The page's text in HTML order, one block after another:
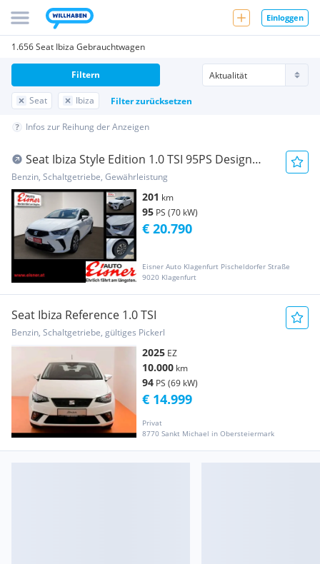
Einloggen
1.656 Seat Ibiza Gebrauchtwagen
Seat Ibiza Filter zurücksetzen
Filtern
Infos zur Reihung der Anzeigen
Seat Ibiza Style Edition 1.0 TSI 95PS Design
Pakaet
Benzin, Schaltgetriebe, Gewährleistung
201 km
95 PS (70 kW)
Eisner Auto Klagenfurt Pischeldorfer Straße
9020 Klagenfurt
€ 20.790
Seat Ibiza Reference 1.0 TSI
Benzin, Schaltgetriebe, gültiges Pickerl
2025 EZ
10.000 km
94 PS (69 kW)
Privat
8770 Sankt Michael in Obersteiermark
€ 14.999